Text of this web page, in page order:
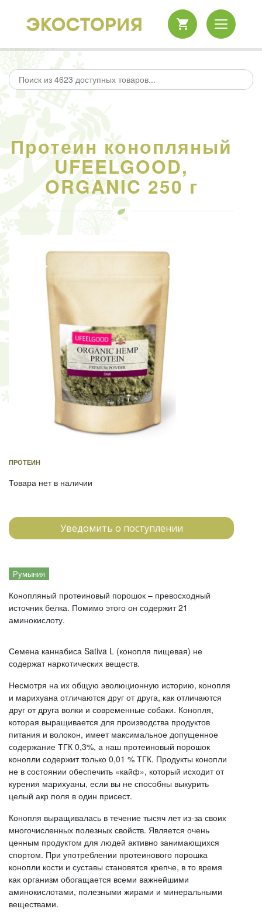
Протеин конопляный
UFEELGOOD,
ORGANIC 250 г
ПРОТЕИН
Товара нет в наличии
Уведомить о поступлении
Румыния
Конопляный протеиновый порошок – превосходный
источник белка. Помимо этого он содержит 21
аминокислоту.
Семена каннабиса Sativa L (конопля пищевая) не
содержат наркотических веществ.
Несмотря на их общую эволюционную историю, конопля
и марихуана отличаются друг от друга, как отличаются
друг от друга волки и современные собаки. Конопля,
которая выращивается для производства продуктов
питания и волокон, имеет максимальное допущенное
содержание ТГК 0,3%, а наш протеиновый порошок
конопли содержит только 0,01 % ТГК. Продукты конопли
не в состоянии обеспечить «кайф», который исходит от
курения марихуаны, если вы не способны выкурить
целый акр поля в один присест.
Конопля выращивалась в течение тысяч лет из-за своих
многочисленных полезных свойств. Является очень
ценным продуктом для людей активно занимающихся
спортом. При употреблении протеинового порошка
конопли кости и суставы становятся крепче, в то время
как организм обогащается всеми важнейшими
аминокислотами, полезными жирами и минеральными
веществами.